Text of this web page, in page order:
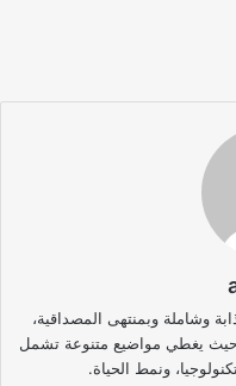
وشاملة وبمنتهى المصداقية،
حيث يغطي مواضيع متنوعة تشمل
ونمط الحياة.